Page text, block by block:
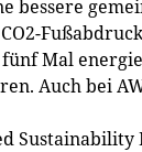
bessere
fünf Mal
Auch bei